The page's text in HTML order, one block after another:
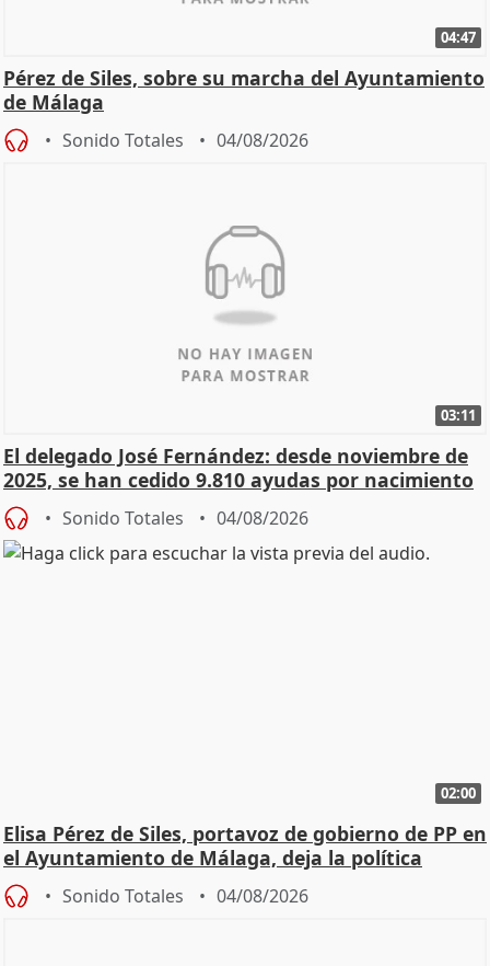
04:47
Pérez de Siles, sobre su marcha del Ayuntamiento
de Málaga
Sonido Totales 04/08/2026
03:11
El delegado José Fernández: desde noviembre de
2025, se han cedido 9.810 ayudas por nacimiento
Sonido Totales 04/08/2026
02:00
Elisa Pérez de Siles, portavoz de gobierno de PP en
el Ayuntamiento de Málaga, deja la política
Sonido Totales 04/08/2026